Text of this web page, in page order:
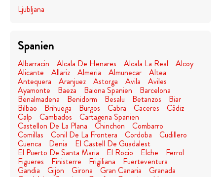
Ljubljana
Spanien
Albarracin Alcala De Henares Alcala La Real Alcoy
Alicante Allariz Almeria Almunecar Altea
Antequera Aranjuez Astorga Avila Aviles
Ayamonte Baeza Baiona Spanien Barcelona
Benalmadena Benidorm Besalu Betanzos Biar
Bilbao Brihuega Burgos Cabra Caceres Cádiz
Calp Cambados Cartagena Spanien
Castellon De La Plana Chinchon Combarro
Comillas Conil De La Frontera Cordoba Cudillero
Cuenca Denia El Castell De Guadalest
El Puerto De Santa Maria El Rocio Elche Ferrol
Figueres Finisterre Frigiliana Fuerteventura
Gandia Gijon Girona Gran Canaria Granada